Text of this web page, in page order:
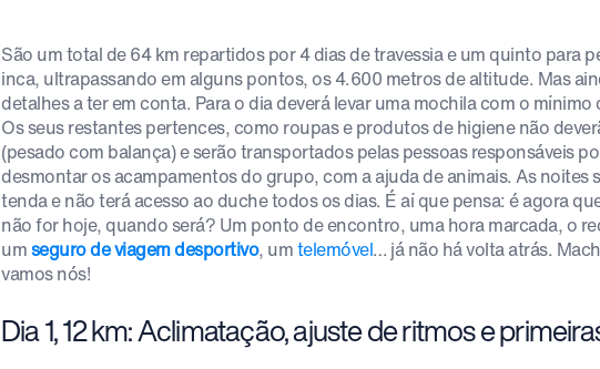
São um total de 64 km repartidos por 4 dias de travessia e um quinto para
inca, ultrapassando em alguns pontos, os 4.600 metros de altitude. Mas
detalhes a ter em conta. Para o dia deverá levar uma mochila com o
Os seus restantes pertences, como roupas e produtos de higiene não
(pesado com balança) e serão transportados pelas pessoas responsáveis
desmontar os acampamentos do grupo, com a ajuda de animais. As noites
tenda e não terá acesso ao duche todos os dias. É aí que pensa: é agora
não for hoje, quando será? Um ponto de encontro, uma hora marcada, o
umseguro de viagem desportivo, umtelemóvel… já não há volta atrás.
vamos nós!
Dia 1, 12 km: Aclimatação, ajuste de ritmos e